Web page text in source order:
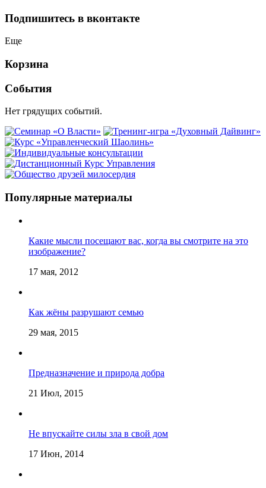
Подпишитесь в вконтакте
Еще
Корзина
События
Нет грядущих событий.
Популярные материалы
Какие мысли посещают вас, когда вы смотрите на это
изображение?
17 мая, 2012
Как жёны разрушают семью
29 мая, 2015
Предназначение и природа добра
21 Июл, 2015
Не впускайте силы зла в свой дом
17 Июн, 2014